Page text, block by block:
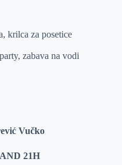
krilca za posetice
zabava na vodi
Vučko
21H